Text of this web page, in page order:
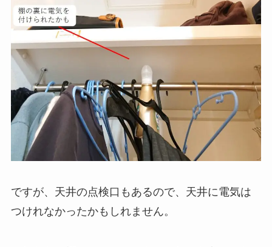
ですが、天井の点検口もあるので、天井に電気は
つけれなかったかもしれません。